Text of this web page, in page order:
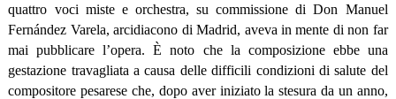
quattro voci miste e orchestra, su commissione di Don Manuel
Fernández Varela, arcidiacono di Madrid, aveva in mente di non far
mai pubblicare l’opera. È noto che la composizione ebbe una
gestazione travagliata a causa delle difficili condizioni di salute del
compositore pesarese che, dopo aver iniziato la stesura da un anno,